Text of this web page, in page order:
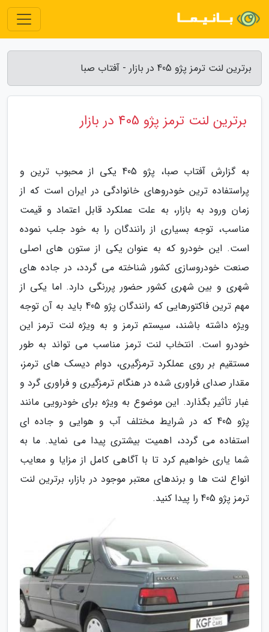
برترین لنت ترمز پژو 405 در بازار - آفتاب صبا
برترین لنت ترمز پژو 405 در بازار
به گزارش آفتاب صبا، پژو 405 یکی از محبوب ترین و
پراستفاده ترین خودروهای خانوادگی در ایران است که از
زمان ورود به بازار، به علت عملکرد قابل اعتماد و قیمت
مناسب، توجه بسیاری از رانندگان را به خود جلب نموده
است. این خودرو که به عنوان یکی از ستون های اصلی
صنعت خودروسازی کشور شناخته می گردد، در جاده های
شهری و بین شهری کشور حضور پررنگی دارد. اما یکی از
مهم ترین فاکتورهایی که رانندگان پژو 405 باید به آن توجه
ویژه داشته باشند، سیستم ترمز و به ویژه لنت ترمز این
خودرو است. انتخاب لنت ترمز مناسب می تواند به طور
مستقیم بر روی عملکرد ترمزگیری، دوام دیسک های ترمز،
مقدار صدای فراوری شده در هنگام ترمزگیری و فراوری گرد و
غبار تأثیر بگذارد. این موضوع به ویژه برای خودرویی مانند
پژو 405 که در شرایط مختلف آب و هوایی و جاده ای
استفاده می گردد، اهمیت بیشتری پیدا می نماید. ما به
شما یاری خواهیم کرد تا با آگاهی کامل از مزایا و معایب
انواع لنت ها و برندهای معتبر موجود در بازار، برترین لنت
ترمز پژو 405 را پیدا کنید.